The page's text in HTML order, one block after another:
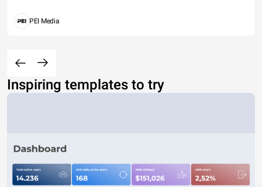
PEI Media
Inspiring templates to try